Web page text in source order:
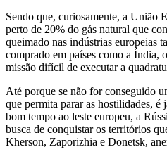
Sendo que, curiosamente, a União
perto de 20% do gás natural que
queimado nas indústrias europeias
comprado em países como a Índia,
missão difícil de executar a
Até porque se não for conseguido
que permita parar as hostilidades, é
bom tempo ao leste europeu, a
busca de conquistar os territórios
Kherson, Zaporizhia e Donetsk,